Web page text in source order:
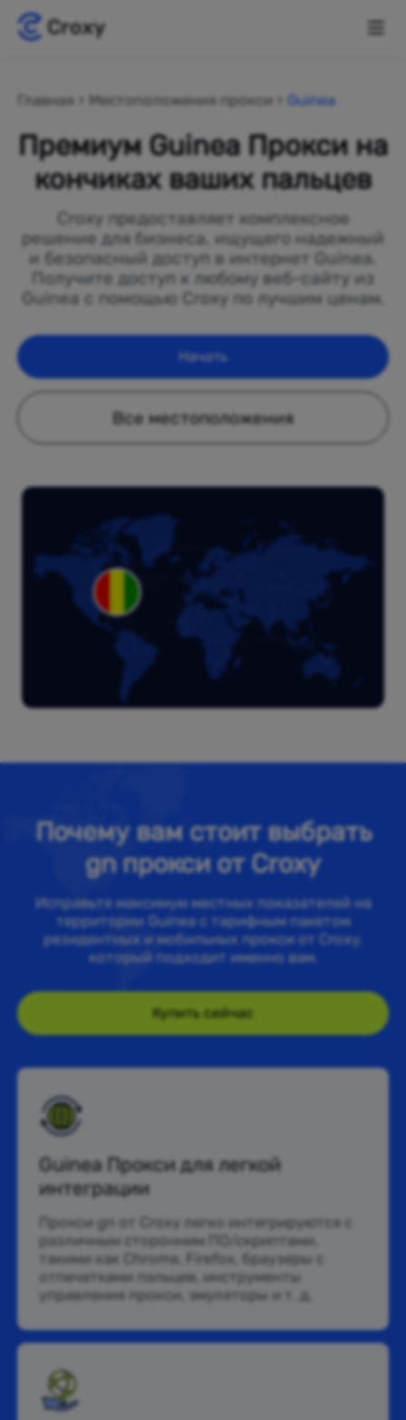
Главная Местоположения прокси Guinea
Премиум Guinea Прокси на
кончиках ваших пальцев
Croxy предоставляет комплексное
решение для бизнеса, ищущего надежный
и безопасный доступ в интернет Guinea.
Получите доступ к любому веб-сайту из
Guinea с помощью Croxy по лучшим ценам.
Начать
Все местоположения
Почему вам стоит выбрать
gn прокси от Croxy
Исправьте максимум местных показателей на
территории Guinea с тарифным пакетом
резидентных и мобильных прокси от Croxy,
который подходит именно вам.
Купить сейчас
Guinea Прокси для легкой
интеграции
Прокси gn от Croxy легко интегрируются с
различным сторонним ПО/скриптами,
такими как Chrome, Firefox, браузеры с
отпечатками пальцев, инструменты
управления прокси, эмуляторы и т. д.